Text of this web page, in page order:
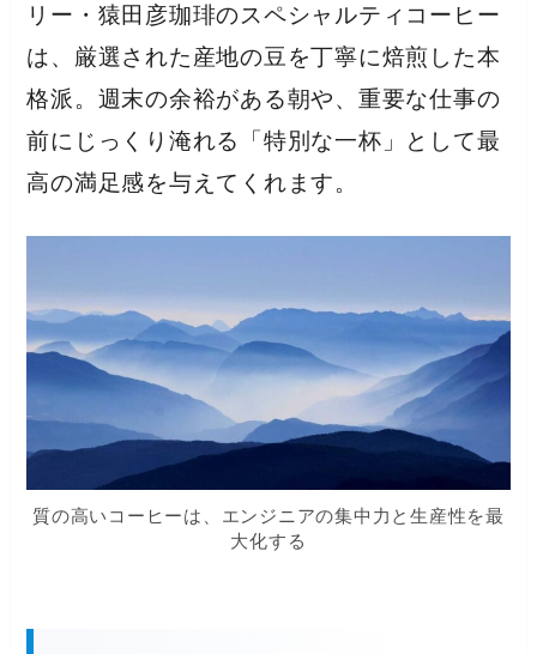
リー・猿田彦珈琲のスペシャルティコーヒー
は、厳選された産地の豆を丁寧に焙煎した本
格派。週末の余裕がある朝や、重要な仕事の
前にじっくり淹れる「特別な一杯」として最
高の満足感を与えてくれます。
質の高いコーヒーは、エンジニアの集中力と生産性を最
大化する